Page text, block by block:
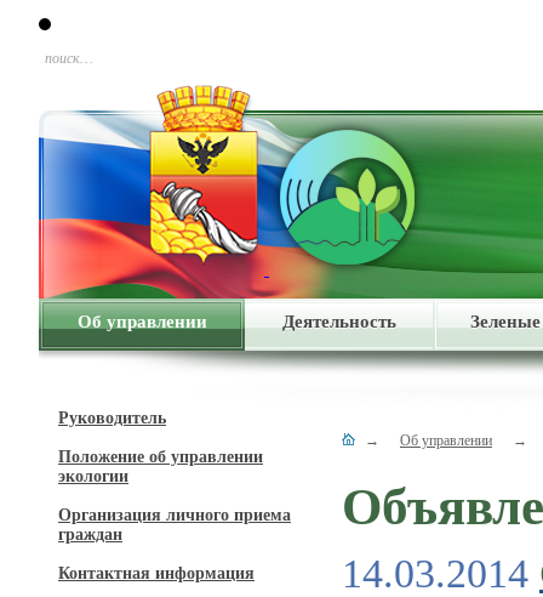
поиск…
Об управлении Деятельность
Руководитель
Положение об управлении
экологии
Организация личного приема
граждан
Контактная информация
→ Об управлении →
14.03.2014